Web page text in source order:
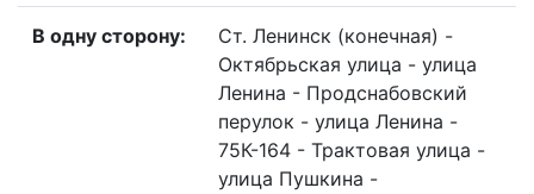
В одну сторону:
Ст. Ленинск (конечная) -
Октябрьская улица - улица
Ленина - Продснабовский
перулок - улица Ленина -
75К-164 - Трактовая улица -
улица Пушкина -